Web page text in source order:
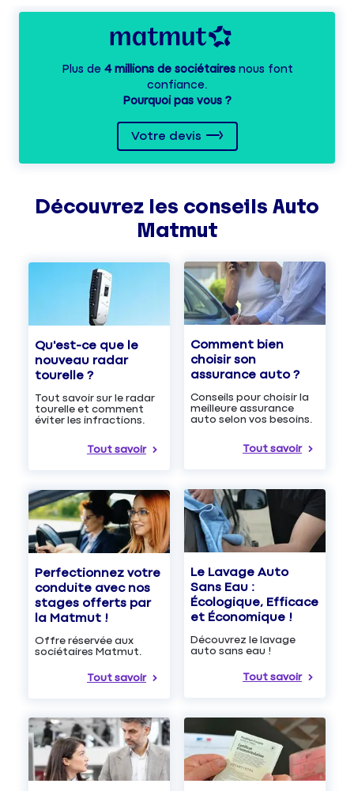
Plus de 4 millions de sociétairesnous font
confiance.
Pourquoi pas vous ?
Votre devis
Découvrez les conseils Auto
Matmut
Qu'est-ce que le
nouveau radar
tourelle ?
Tout savoir sur le radar
tourelle et comment
éviter les infractions.
Tout savoir
Comment bien
choisir son
assurance auto ?
Conseils pour choisir la
meilleure assurance
auto selon vos besoins.
Tout savoir
Perfectionnez votre
conduite avec nos
stages offerts par
la Matmut !
Offre réservée aux
sociétaires Matmut.
Tout savoir
Le Lavage Auto
Sans Eau :
Écologique, Efficace
et Économique !
Découvrez le lavage
auto sans eau !
Tout savoir